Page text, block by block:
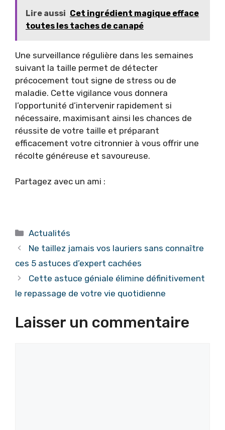
Lire aussi Cet ingrédient magique efface
toutes les taches de canapé
Une surveillance régulière dans les semaines
suivant la taille permet de détecter
précocement tout signe de stress ou de
maladie. Cette vigilance vous donnera
l’opportunité d’intervenir rapidement si
nécessaire, maximisant ainsi les chances de
réussite de votre taille et préparant
efficacement votre citronnier à vous offrir une
récolte généreuse et savoureuse.
Partagez avec un ami :
Catégories
Actualités
Ne taillez jamais vos lauriers sans connaître
ces 5 astuces d’expert cachées
Cette astuce géniale élimine définitivement
le repassage de votre vie quotidienne
Laisser un commentaire